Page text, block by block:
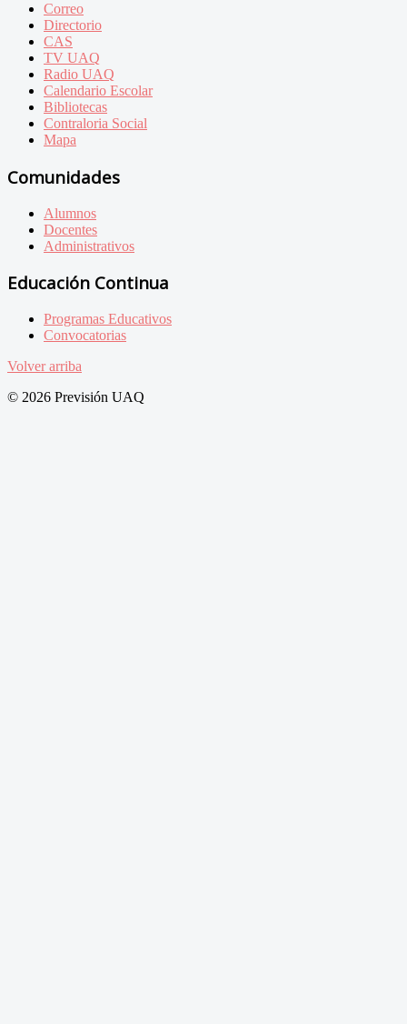
Correo
Directorio
CAS
TV UAQ
Radio UAQ
Calendario Escolar
Bibliotecas
Contraloria Social
Mapa
Comunidades
Alumnos
Docentes
Administrativos
Educación Continua
Programas Educativos
Convocatorias
Volver arriba
© 2026 Previsión UAQ